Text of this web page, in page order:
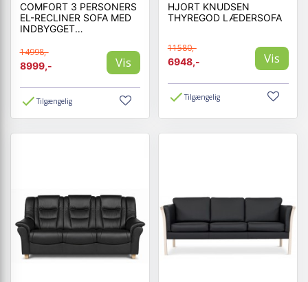
COMFORT 3 PERSONERS
EL-RECLINER SOFA MED
INDBYGGET
KOPHOLDER
14998,-
8999,-
Vis
Tilgængelig
HJORT KNUDSEN
THYREGOD LÆDERSOFA
11580,-
6948,-
Vis
Tilgængelig